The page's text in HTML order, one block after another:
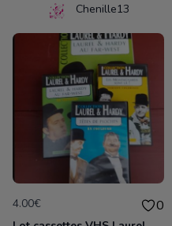
Chenille13
4.00€ 0